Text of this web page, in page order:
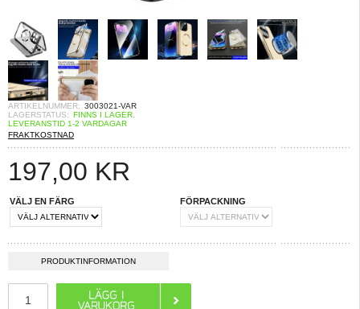
ARTIKELNUMMER: 3003021-VAR
LAGERSTATUS: FINNS I LAGER.
LEVERANSTID 1-2 VARDAGAR
FRAKTKOSTNAD
197,00 KR
VÄLJ EN FÄRG FÖRPACKNING
PRODUKTINFORMATION